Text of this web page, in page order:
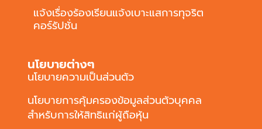
แจ้งเรื่องร้องเรียนแจ้งเบาะแสการทุจริต
คอร์รัปชั่น
นโยบายต่างๆ
นโยบายความเป็นส่วนตัว
นโยบายการคุ้มครองข้อมูลส่วนตัวบุคคล
สำหรับการให้สิทธิแก่ผู้ถือหุ้น